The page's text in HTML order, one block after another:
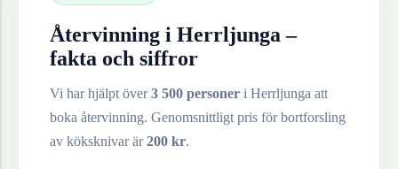
Återvinning i Herrljunga –
fakta och siffror
Vi har hjälpt över3 500 personer i Herrljunga att
boka återvinning. Genomsnittligt pris för bortforsling
av köksknivarär200 kr.